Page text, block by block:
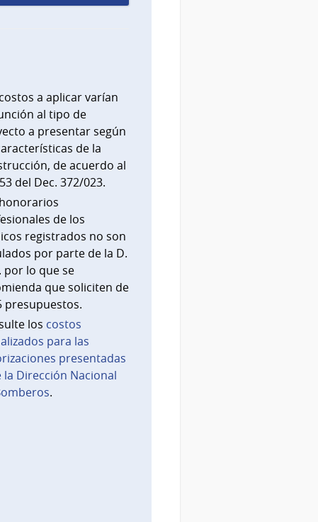
a aplicar varían
al tipo de
a presentar según
de la
de acuerdo al
del Dec. 372/023.
de los
registrados no son
por parte de la D.
por lo que se
que soliciten de
presupuestos.
los costos
para las
presentadas
la Dirección Nacional
.